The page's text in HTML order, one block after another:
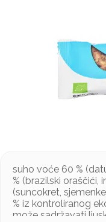
suho voće 60 %
% (brazilski oraščići,
(suncokret,
% iz kontroliranog
može sadržavati